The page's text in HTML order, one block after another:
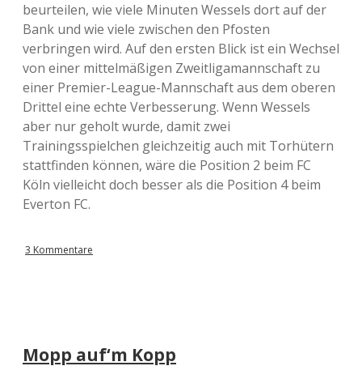
beurteilen, wie viele Minuten Wessels dort auf der
Bank und wie viele zwischen den Pfosten
verbringen wird. Auf den ersten Blick ist ein Wechsel
von einer mittelmäßigen Zweitligamannschaft zu
einer Premier-League-Mannschaft aus dem oberen
Drittel eine echte Verbesserung. Wenn Wessels
aber nur geholt wurde, damit zwei
Trainingsspielchen gleichzeitig auch mit Torhütern
stattfinden können, wäre die Position 2 beim FC
Köln vielleicht doch besser als die Position 4 beim
Everton FC.
3 Kommentare
Mopp auf‘m Kopp